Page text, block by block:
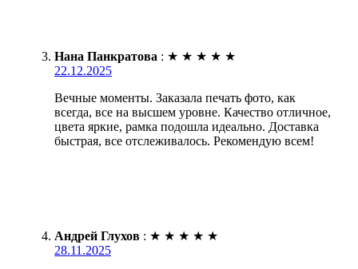
Нана Панкратова : ★ ★ ★ ★ ★
22.12.2025
Вечные моменты. Заказала печать фото, как
всегда, все на высшем уровне. Качество отличное,
цвета яркие, рамка подошла идеально. Доставка
быстрая, все отслеживалось. Рекомендую всем!
Андрей Глухов : ★ ★ ★ ★ ★
28.11.2025